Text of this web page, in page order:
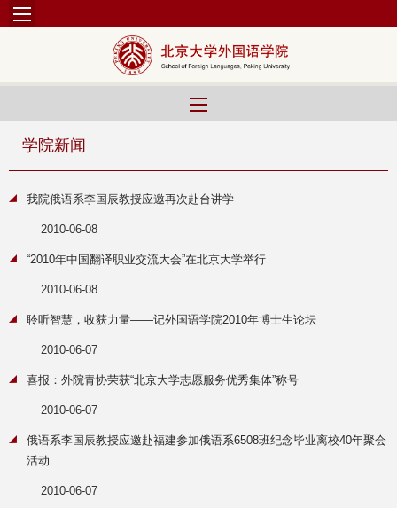
学院新闻
我院俄语系李国辰教授应邀再次赴台讲学
2010-06-08
“2010年中国翻译职业交流大会”在北京大学举行
2010-06-08
聆听智慧，收获力量——记外国语学院2010年博士生论坛
2010-06-07
喜报：外院青协荣获“北京大学志愿服务优秀集体”称号
2010-06-07
俄语系李国辰教授应邀赴福建参加俄语系6508班纪念毕业离校40年聚会
活动
2010-06-07